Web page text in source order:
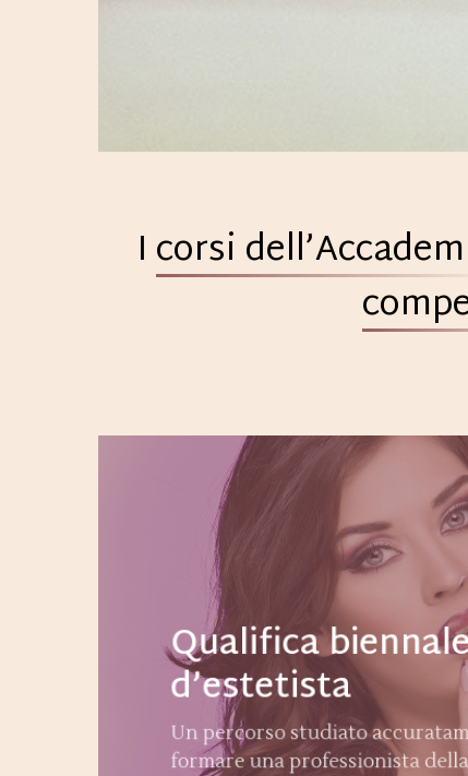
I corsi
Qualifica
d’estetista
Un percorso studiato
formare una professionista